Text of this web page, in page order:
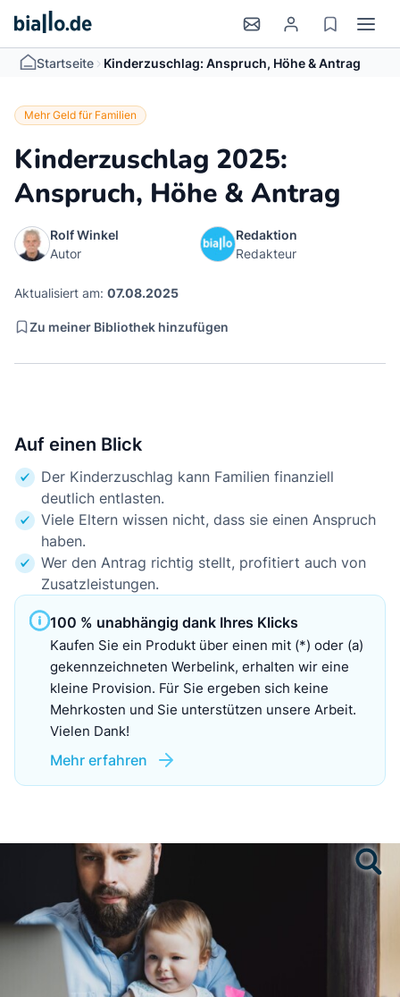
Startseite > Kinderzuschlag: Anspruch, Höhe & Antrag
Mehr Geld für Familien
Kinderzuschlag 2025:
Anspruch, Höhe & Antrag
Rolf Winkel
Autor
Redaktion
Redakteur
Aktualisiert am: 07.08.2025
Zu meiner Bibliothek hinzufügen
Auf einen Blick
Der Kinderzuschlag kann Familien finanziell
deutlich entlasten.
Viele Eltern wissen nicht, dass sie einen Anspruch
haben.
Wer den Antrag richtig stellt, profitiert auch von
Zusatzleistungen.
100 % unabhängig dank Ihres Klicks
Kaufen Sie ein Produkt über einen mit (*) oder (a)
gekennzeichneten Werbelink, erhalten wir eine
kleine Provision. Für Sie ergeben sich keine
Mehrkosten und Sie unterstützen unsere Arbeit.
Vielen Dank!
Mehr erfahren